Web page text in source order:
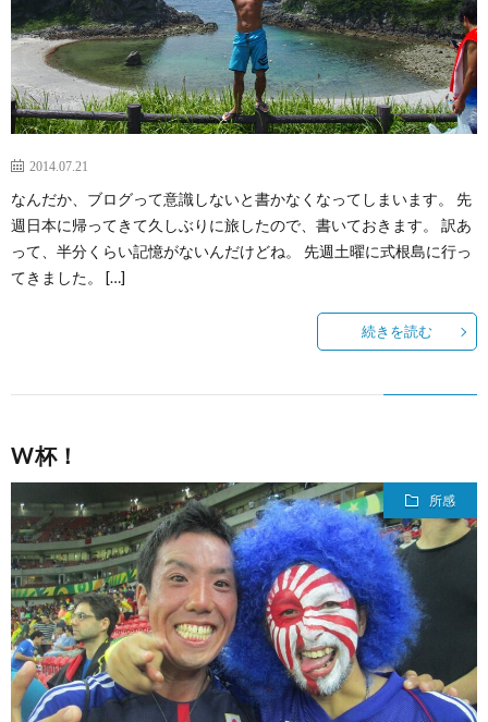
2014.07.21
なんだか、ブログって意識しないと書かなくなってしまいます。 先
週日本に帰ってきて久しぶりに旅したので、書いておきます。 訳あ
って、半分くらい記憶がないんだけどね。 先週土曜に式根島に行っ
てきました。 […]
続きを読む
W杯！
所感